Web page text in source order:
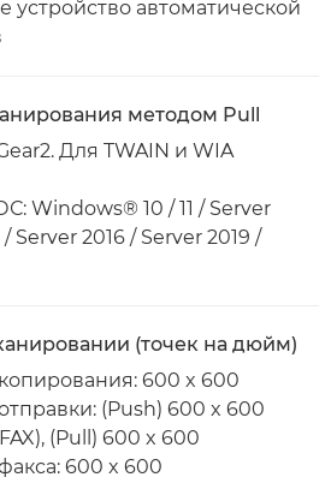
устройство автоматической
методом Pull
Для TWAIN и WIA
Windows® 10 / 11 / Server
Server 2016 / Server 2019 /
(точек на дюйм)
600 x 600
(Push) 600 x 600
(Pull) 600 x 600
600 x 600